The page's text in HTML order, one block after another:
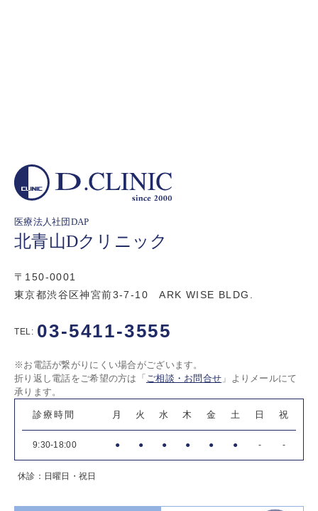
医療法人社団DAP
北青山Dクリニック
〒150-0001
東京都渋谷区神宮前3-7-10 ARK WISE BLDG.
TEL: 03-5411-3555
※お電話が繋がりにくい場合がございます。
折り返し電話をご希望の方は「 ご相談・お問合せ 」よりメールにて
承ります。
診療時間 月 火 水 木 金 土 日 祝
9:30-18:00 ● ● ● ● ● ● - -
休診：日曜日・祝日